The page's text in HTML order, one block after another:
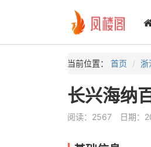
当前位置： 首页 浙
长兴海纳
阅读：2567 日期：